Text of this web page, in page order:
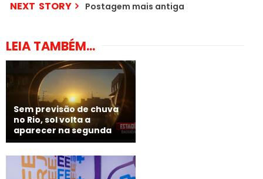
NEXT STORY Postagem mais antiga
LEIA TAMBÉM...
Sem previsão de chuva
no Rio, sol volta a
aparecer na segunda